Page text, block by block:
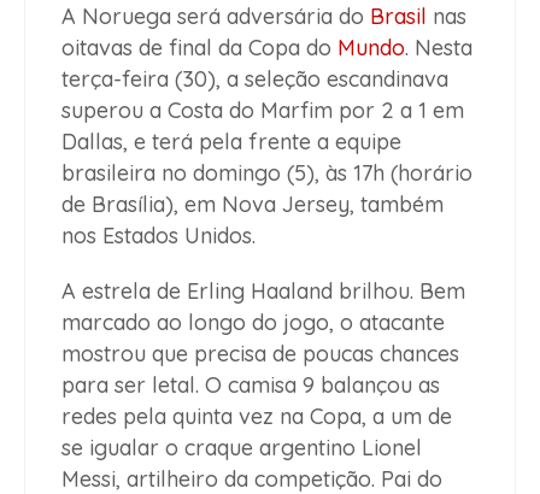
A Noruega será adversária do Brasil nas
oitavas de final da Copa do Mundo. Nesta
terça-feira (30), a seleção escandinava
superou a Costa do Marfim por 2 a 1 em
Dallas, e terá pela frente a equipe
brasileira no domingo (5), às 17h (horário
de Brasília), em Nova Jersey, também
nos Estados Unidos.
A estrela de Erling Haaland brilhou. Bem
marcado ao longo do jogo, o atacante
mostrou que precisa de poucas chances
para ser letal. O camisa 9 balançou as
redes pela quinta vez na Copa, a um de
se igualar o craque argentino Lionel
Messi, artilheiro da competição. Pai do